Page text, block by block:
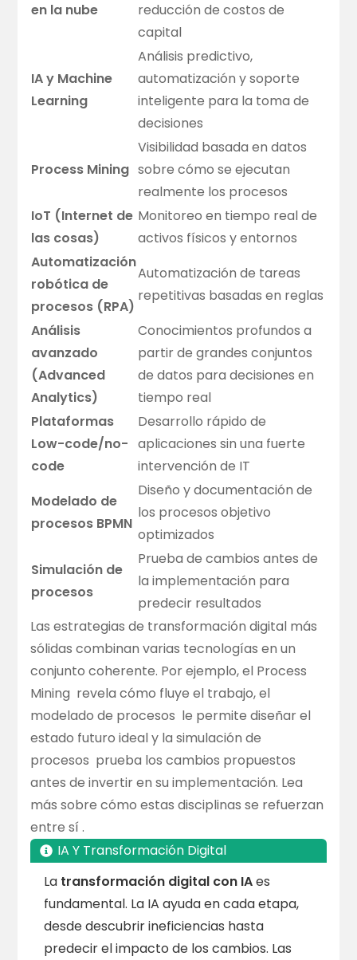
en la nube
reducción de costos de
capital
IA y Machine
Learning
Análisis predictivo,
automatización y soporte
inteligente para la toma de
decisiones
Process Mining
Visibilidad basada en datos
sobre cómo se ejecutan
realmente los procesos
IoT (Internet de
las cosas)
Monitoreo en tiempo real de
activos físicos y entornos
Automatización
robótica de
procesos (RPA)
Automatización de tareas
repetitivas basadas en reglas
Análisis
avanzado
(Advanced
Analytics)
Conocimientos profundos a
partir de grandes conjuntos
de datos para decisiones en
tiempo real
Plataformas
Low-code/no-
code
Desarrollo rápido de
aplicaciones sin una fuerte
intervención de IT
Modelado de
procesos BPMN
Diseño y documentación de
los procesos objetivo
optimizados
Simulación de
procesos
Prueba de cambios antes de
la implementación para
predecir resultados
Las estrategias de transformación digital más
sólidas combinan varias tecnologías en un
conjunto coherente. Por ejemplo, el Process
Mining revela cómo fluye el trabajo, el
modelado de procesos le permite diseñar el
estado futuro ideal y lasimulación de
procesos prueba los cambios propuestos
antes de invertir en su implementación. Lea
más sobre cómo estas disciplinasse refuerzan
entre sí .
IA Y Transformación Digital
La transformación digital con IAes
fundamental. La IA ayuda en cada etapa,
desde descubrir ineficiencias hasta
predecir el impacto de los cambios. Las